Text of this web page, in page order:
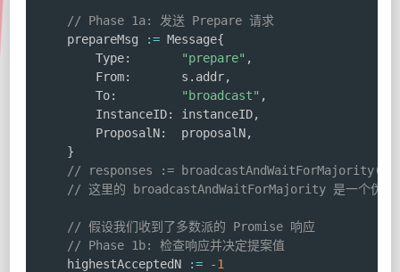
// Phase 1a: 发送 Prepare 请求
    prepareMsg
:= Message{
        Type
: "prepare" ,
        From
:
       s
. addr,
        To
: "broadcast" ,
        InstanceID
: instanceID,
        ProposalN
:
  proposalN
,
}
// responses :=
// 这里的 broadcastAndWaitForMajority 是一个伪代码
// 假设我们收到了多数派的 Promise 响应
// Phase 1b: 检查响应并决定提案值
    highestAcceptedN
:= -1